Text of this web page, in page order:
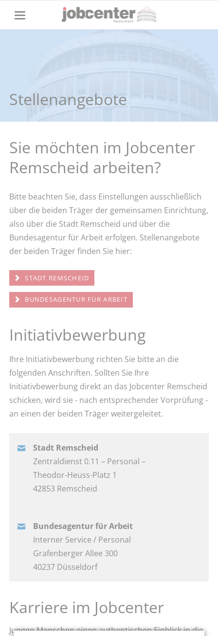
Stellenangebote
Sie möchten im Jobcenter
Remscheid arbeiten?
Bitte beachten Sie, dass Einstellungen ausschließlich
über die beiden Träger der gemeinsamen Einrichtung,
also über die Stadt Remscheid und über die
Bundesagentur für Arbeit erfolgen. Stellenangebote
der beiden Träger finden Sie hier:
STADT REMSCHEID
BUNDESAGENTUR FÜR ARBEIT
Initiativbewerbung
Ihre Initiativbewerbung richten Sie bitte an die
folgenden Anschriften. Sollten Sie Ihre
Initiativbewerbung direkt an das Jobcenter Remscheid
schicken, wird sie - nach entsprechender Vorprüfung -
an einen der beiden Träger weitergeleitet.
Stadt Remscheid
Zentraldienst 0.11 – Personal –
Theodor-Heuss-Platz 1
42853 Remscheid
Bundesagentur für Arbeit
Interner Service / Personal
Grafenberger Allee 300
40237 Düsseldorf
Karriere im Jobcenter
Jungen Menschen einen authentischen Einblick in die